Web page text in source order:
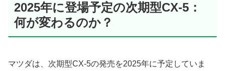
2025年に登場予定の次期型CX-5：
何が変わるのか？
マツダは、次期型CX-5の発売を2025年に予定していま